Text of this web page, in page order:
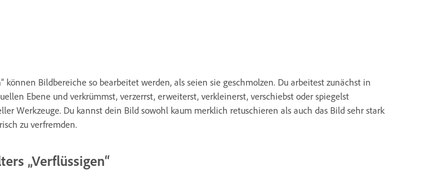
können Bildbereiche so bearbeitet werden, als seien sie geschmolzen. Du arbeitest zunächst in
Ebene und verkrümmst, verzerrst, erweiterst, verkleinerst, verschiebst oder spiegelst
Werkzeuge. Du kannst dein Bild sowohl kaum merklich retuschieren als auch das Bild sehr stark
zu verfremden.
„Verflüssigen“